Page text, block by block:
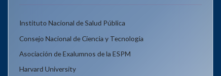
Instituto Nacional de Salud Pública
Consejo Nacional de Ciencia y Tecnología
Asociación de Exalumnos de la ESPM
Harvard University